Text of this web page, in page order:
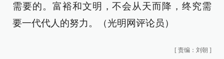
需要的。富裕和文明，不会从天而降，终究需
要一代代人的努力。（光明网评论员）
[ 责编：刘朝 ]